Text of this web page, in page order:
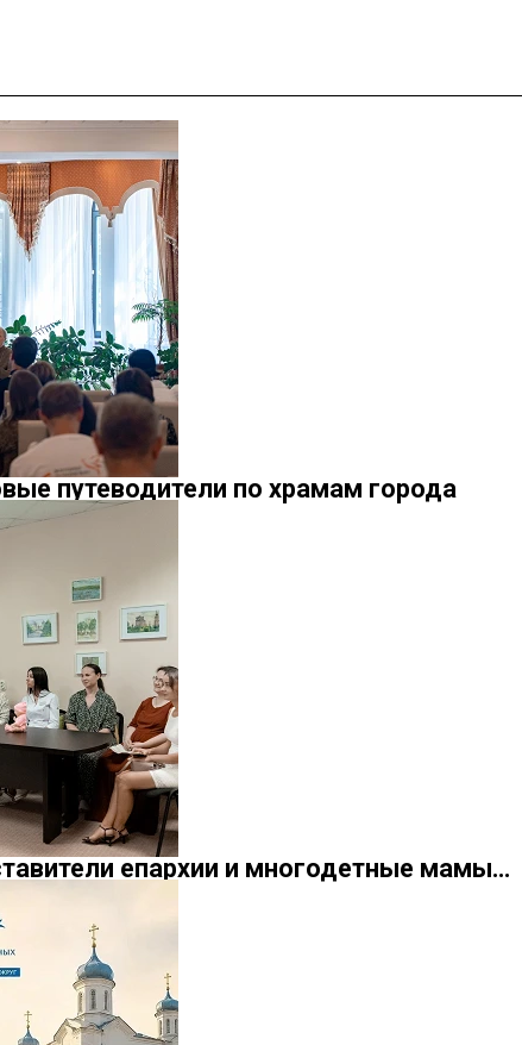
путеводители по храмам города
епархии и многодетные мамы…